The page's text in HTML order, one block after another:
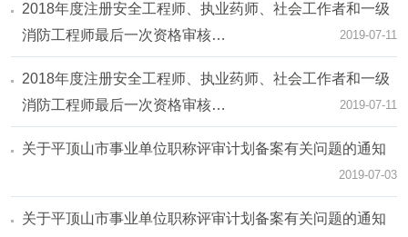
2018年度注册安全工程师、执业药师、社会工作者和一级
消防工程师最后一次资格审核…
2019-07-11
2018年度注册安全工程师、执业药师、社会工作者和一级
消防工程师最后一次资格审核…
2019-07-11
关于平顶山市事业单位职称评审计划备案有关问题的通知
2019-07-03
关于平顶山市事业单位职称评审计划备案有关问题的通知